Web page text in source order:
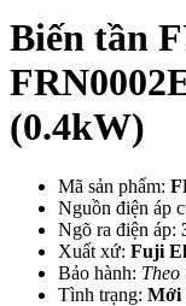
Biến tần
(0.4kW)
Mã sản phẩm:
Nguồn điện áp
Ngõ ra điện áp:
Xuất xứ: Fuji
Bảo hành: Theo
Tình trạng: Mới